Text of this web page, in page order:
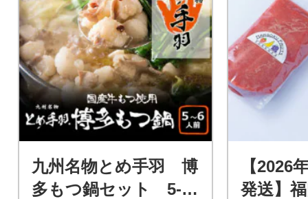
九州名物とめ手羽 博
多もつ鍋セット 5-6
【2026
発送】